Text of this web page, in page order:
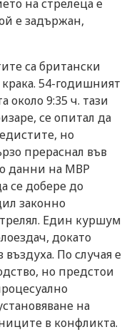
на стрелеца е
е задържан,
са британски
54-годишният
около 9:35 ч. тази
се опитал да
но
прераснал във
данни на МВР
се добере до
законно
Един куршум
докато
По случая е
но предстои
на
в конфликта.